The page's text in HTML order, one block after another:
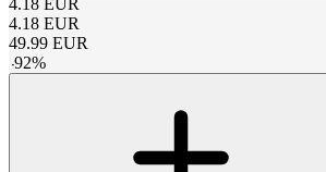
4.18 EUR
49.99 EUR
-92%